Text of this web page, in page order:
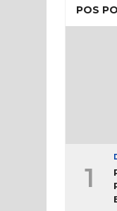
POS
1